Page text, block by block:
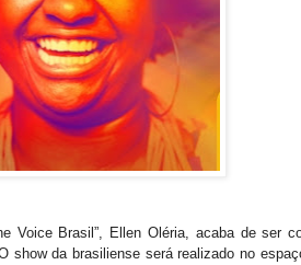
Voice Brasil”, Ellen Oléria, acaba de ser
show da brasiliense será realizado no